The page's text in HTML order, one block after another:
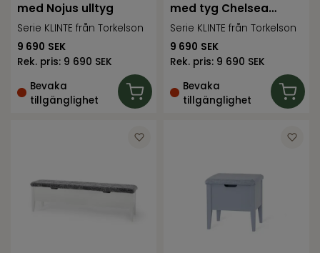
med Nojus ulltyg
Serie KLINTE från Torkelson
9 690 SEK
Rek. pris: 9 690 SEK
Bevaka
tillgänglighet
med tyg Chelsea
ljusgrå
Serie KLINTE från Torkelson
9 690 SEK
Rek. pris: 9 690 SEK
Bevaka
tillgänglighet